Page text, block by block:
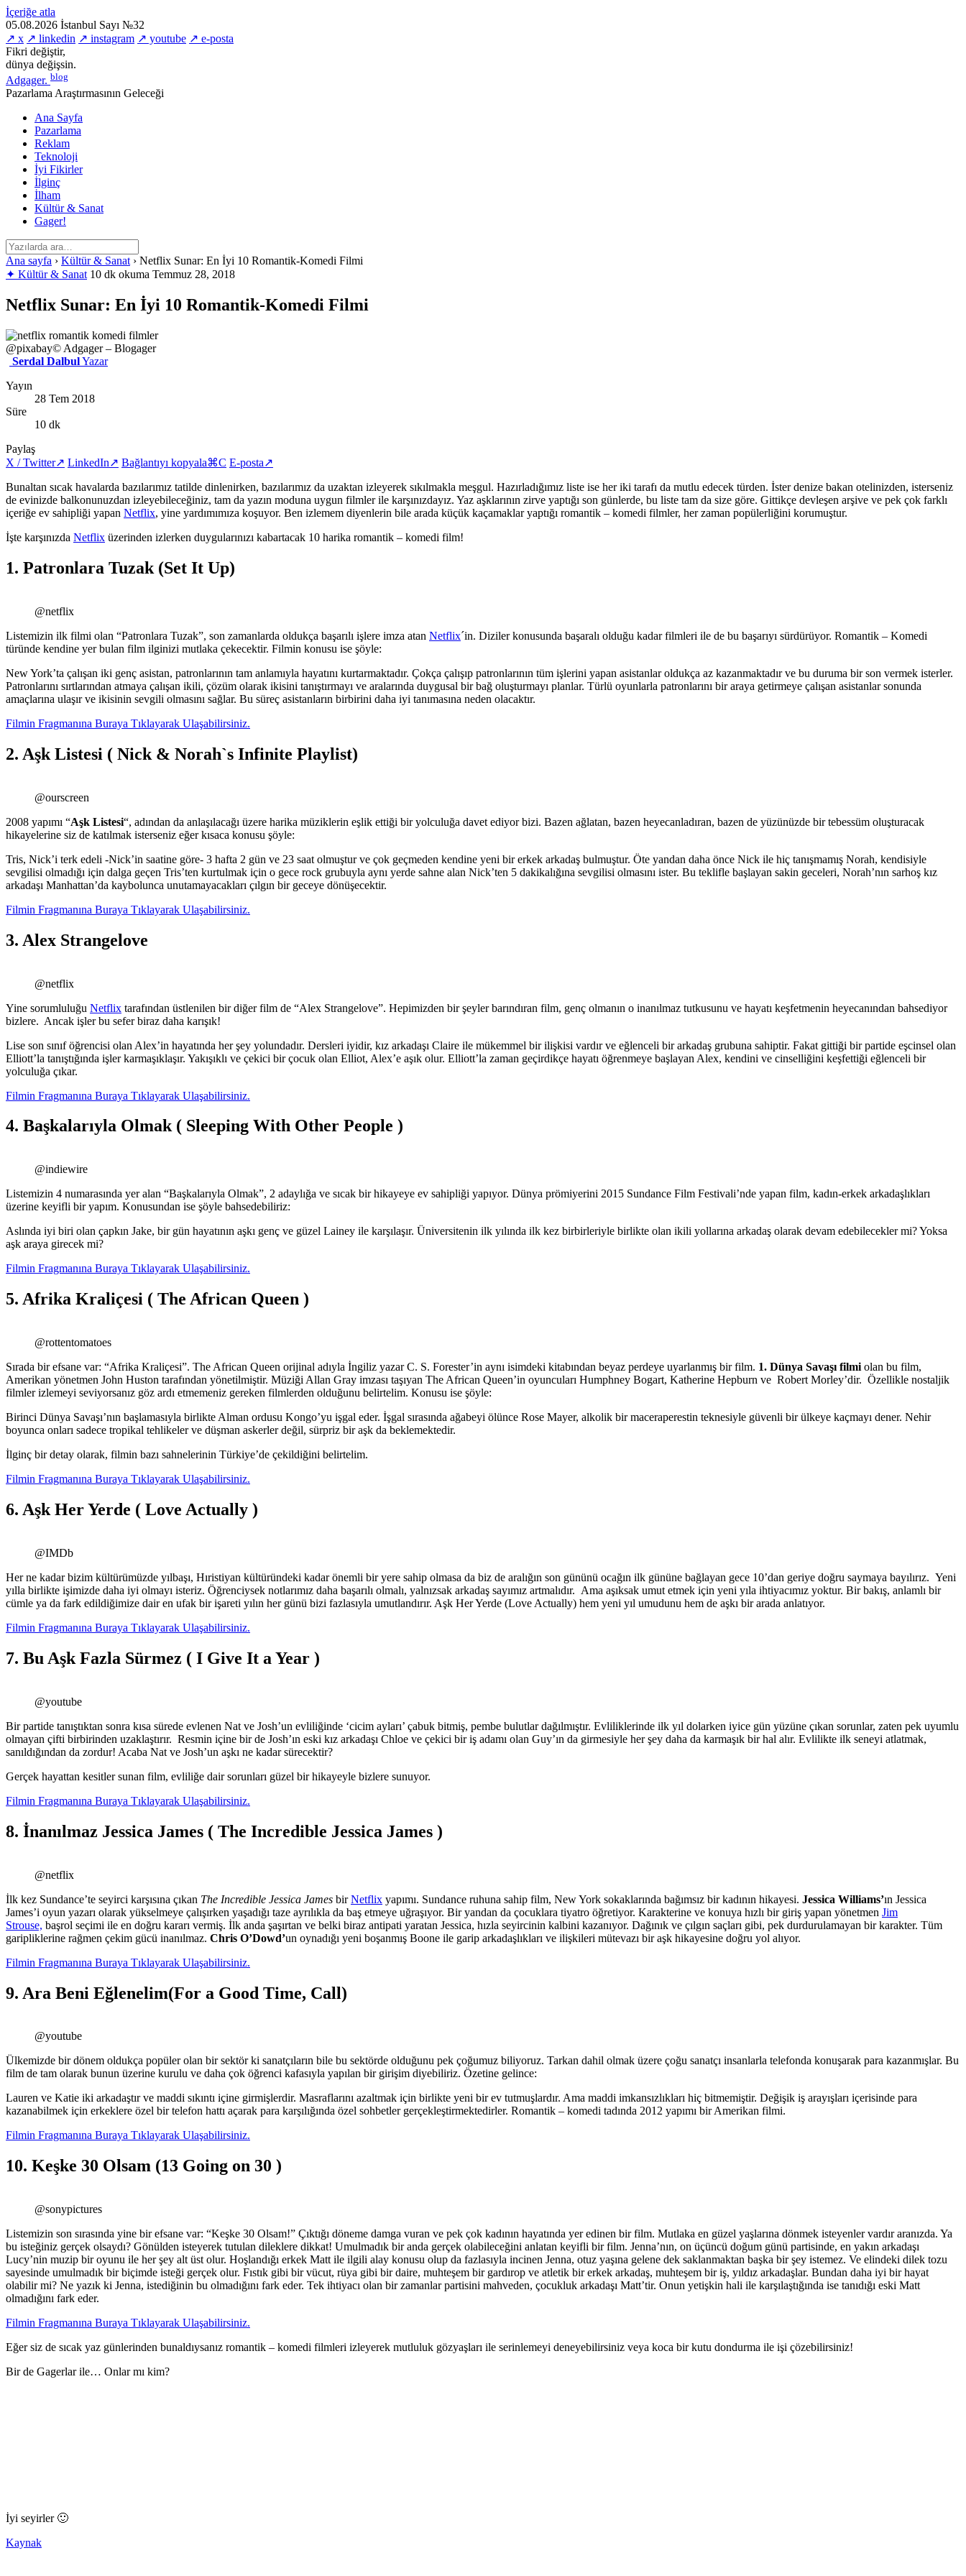
İçeriğe atla
05.08.2026 İstanbul Sayı №32
↗ x ↗ linkedin ↗ instagram ↗ youtube ↗ e-posta
Fikri değiştir,
dünya değişsin.
Adgager. blog
Pazarlama Araştırmasının Geleceği
Ana Sayfa
Pazarlama
Reklam
Teknoloji
İyi Fikirler
İlginç
İlham
Kültür & Sanat
Gager!
Ana sayfa › Kültür & Sanat › Netflix Sunar: En İyi 10 Romantik-Komedi Filmi
✦ Kültür & Sanat 10 dk okuma Temmuz 28, 2018
Netflix Sunar: En İyi 10 Romantik-Komedi Filmi
@pixabay© Adgager – Blogager
Serdal DalbulYazar
Yayın
28 Tem 2018
Süre
10 dk
Paylaş
X / Twitter↗ LinkedIn↗ Bağlantıyı kopyala⌘C E-posta↗
Bunaltan sıcak havalarda bazılarımız tatilde dinlenirken, bazılarımız da uzaktan izleyerek sıkılmakla meşgul. Hazırladığımız liste ise her iki tarafı da mutlu edecek türden. İster denize bakan otelinizden, isterseniz
de evinizde balkonunuzdan izleyebileceğiniz, tam da yazın moduna uygun filmler ile karşınızdayız. Yaz aşklarının zirve yaptığı son günlerde, bu liste tam da size göre. Gittikçe devleşen arşive ve pek çok farklı
içeriğe ev sahipliği yapan Netflix, yine yardımımıza koşuyor. Ben izlemem diyenlerin bile arada küçük kaçamaklar yaptığı romantik – komedi filmler, her zaman popülerliğini korumuştur.
İşte karşınızda Netflix üzerinden izlerken duygularınızı kabartacak 10 harika romantik – komedi film!
1. Patronlara Tuzak (Set It Up)
@netflix
Listemizin ilk filmi olan “Patronlara Tuzak”, son zamanlarda oldukça başarılı işlere imza atan Netflix´in. Diziler konusunda başaralı olduğu kadar filmleri ile de bu başarıyı sürdürüyor. Romantik – Komedi
türünde kendine yer bulan film ilginizi mutlaka çekecektir. Filmin konusu ise şöyle:
New York’ta çalışan iki genç asistan, patronlarının tam anlamıyla hayatını kurtarmaktadır. Çokça çalışıp patronlarının tüm işlerini yapan asistanlar oldukça az kazanmaktadır ve bu duruma bir son vermek isterler.
Patronlarını sırtlarından atmaya çalışan ikili, çözüm olarak ikisini tanıştırmayı ve aralarında duygusal bir bağ oluşturmayı planlar. Türlü oyunlarla patronlarını bir araya getirmeye çalışan asistanlar sonunda
amaçlarına ulaşır ve ikisinin sevgili olmasını sağlar. Bu süreç asistanların birbirini daha iyi tanımasına neden olacaktır.
Filmin Fragmanına Buraya Tıklayarak Ulaşabilirsiniz.
2. Aşk Listesi ( Nick & Norah`s Infinite Playlist)
@ourscreen
2008 yapımı “Aşk Listesi“, adından da anlaşılacağı üzere harika müziklerin eşlik ettiği bir yolculuğa davet ediyor bizi. Bazen ağlatan, bazen heyecanladıran, bazen de yüzünüzde bir tebessüm oluşturacak
hikayelerine siz de katılmak isterseniz eğer kısaca konusu şöyle:
Tris, Nick’i terk edeli -Nick’in saatine göre- 3 hafta 2 gün ve 23 saat olmuştur ve çok geçmeden kendine yeni bir erkek arkadaş bulmuştur. Öte yandan daha önce Nick ile hiç tanışmamış Norah, kendisiyle
sevgilisi olmadığı için dalga geçen Tris’ten kurtulmak için o gece rock grubuyla aynı yerde sahne alan Nick’ten 5 dakikalığına sevgilisi olmasını ister. Bu teklifle başlayan sakin geceleri, Norah’nın sarhoş kız
arkadaşı Manhattan’da kaybolunca unutamayacakları çılgın bir geceye dönüşecektir.
Filmin Fragmanına Buraya Tıklayarak Ulaşabilirsiniz.
3. Alex Strangelove
@netflix
Yine sorumluluğu Netflix tarafından üstlenilen bir diğer film de “Alex Strangelove”. Hepimizden bir şeyler barındıran film, genç olmanın o inanılmaz tutkusunu ve hayatı keşfetmenin heyecanından bahsediyor
bizlere. Ancak işler bu sefer biraz daha karışık!
Lise son sınıf öğrencisi olan Alex’in hayatında her şey yolundadır. Dersleri iyidir, kız arkadaşı Claire ile mükemmel bir ilişkisi vardır ve eğlenceli bir arkadaş grubuna sahiptir. Fakat gittiği bir partide eşcinsel olan
Elliott’la tanıştığında işler karmaşıklaşır. Yakışıklı ve çekici bir çocuk olan Elliot, Alex’e aşık olur. Elliott’la zaman geçirdikçe hayatı öğrenmeye başlayan Alex, kendini ve cinselliğini keşfettiği eğlenceli bir
yolculuğa çıkar.
Filmin Fragmanına Buraya Tıklayarak Ulaşabilirsiniz.
4. Başkalarıyla Olmak ( Sleeping With Other People )
@indiewire
Listemizin 4 numarasında yer alan “Başkalarıyla Olmak”, 2 adaylığa ve sıcak bir hikayeye ev sahipliği yapıyor. Dünya prömiyerini 2015 Sundance Film Festivali’nde yapan film, kadın-erkek arkadaşlıkları
üzerine keyifli bir yapım. Konusundan ise şöyle bahsedebiliriz:
Aslında iyi biri olan çapkın Jake, bir gün hayatının aşkı genç ve güzel Lainey ile karşılaşır. Üniversitenin ilk yılında ilk kez birbirleriyle birlikte olan ikili yollarına arkadaş olarak devam edebilecekler mi? Yoksa
aşk araya girecek mi?
Filmin Fragmanına Buraya Tıklayarak Ulaşabilirsiniz.
5. Afrika Kraliçesi ( The African Queen )
@rottentomatoes
Sırada bir efsane var: “Afrika Kraliçesi”. The African Queen orijinal adıyla İngiliz yazar C. S. Forester’in aynı isimdeki kitabından beyaz perdeye uyarlanmış bir film. 1. Dünya Savaşı filmi olan bu film,
Amerikan yönetmen John Huston tarafından yönetilmiştir. Müziği Allan Gray imzası taşıyan The African Queen’in oyuncuları Humphney Bogart, Katherine Hepburn ve Robert Morley’dir. Özellikle nostaljik
filmler izlemeyi seviyorsanız göz ardı etmemeniz gereken filmlerden olduğunu belirtelim. Konusu ise şöyle:
Birinci Dünya Savaşı’nın başlamasıyla birlikte Alman ordusu Kongo’yu işgal eder. İşgal sırasında ağabeyi ölünce Rose Mayer, alkolik bir maceraperestin teknesiyle güvenli bir ülkeye kaçmayı dener. Nehir
boyunca onları sadece tropikal tehlikeler ve düşman askerler değil, sürpriz bir aşk da beklemektedir.
İlginç bir detay olarak, filmin bazı sahnelerinin Türkiye’de çekildiğini belirtelim.
Filmin Fragmanına Buraya Tıklayarak Ulaşabilirsiniz.
6. Aşk Her Yerde ( Love Actually )
@IMDb
Her ne kadar bizim kültürümüzde yılbaşı, Hıristiyan kültüründeki kadar önemli bir yere sahip olmasa da biz de aralığın son gününü ocağın ilk gününe bağlayan gece 10’dan geriye doğru saymaya bayılırız. Yeni
yılla birlikte işimizde daha iyi olmayı isteriz. Öğrenciysek notlarımız daha başarılı olmalı, yalnızsak arkadaş sayımız artmalıdır. Ama aşıksak umut etmek için yeni yıla ihtiyacımız yoktur. Bir bakış, anlamlı bir
cümle ya da fark edildiğimize dair en ufak bir işareti yılın her günü bizi fazlasıyla umutlandırır. Aşk Her Yerde (Love Actually) hem yeni yıl umudunu hem de aşkı bir arada anlatıyor.
Filmin Fragmanına Buraya Tıklayarak Ulaşabilirsiniz.
7. Bu Aşk Fazla Sürmez ( I Give It a Year )
@youtube
Bir partide tanıştıktan sonra kısa sürede evlenen Nat ve Josh’un evliliğinde ‘cicim ayları’ çabuk bitmiş, pembe bulutlar dağılmıştır. Evliliklerinde ilk yıl dolarken iyice gün yüzüne çıkan sorunlar, zaten pek uyumlu
olmayan çifti birbirinden uzaklaştırır. Resmin içine bir de Josh’ın eski kız arkadaşı Chloe ve çekici bir iş adamı olan Guy’ın da girmesiyle her şey daha da karmaşık bir hal alır. Evlilikte ilk seneyi atlatmak,
sanıldığından da zordur! Acaba Nat ve Josh’un aşkı ne kadar sürecektir?
Gerçek hayattan kesitler sunan film, evliliğe dair sorunları güzel bir hikayeyle bizlere sunuyor.
Filmin Fragmanına Buraya Tıklayarak Ulaşabilirsiniz.
8. İnanılmaz Jessica James ( The Incredible Jessica James )
@netflix
İlk kez Sundance’te seyirci karşısına çıkan The Incredible Jessica James birNetflix yapımı. Sundance ruhuna sahip film, New York sokaklarında bağımsız bir kadının hikayesi. Jessica Williams’ın Jessica
James’i oyun yazarı olarak yükselmeye çalışırken yaşadığı taze ayrılıkla da baş etmeye uğraşıyor. Bir yandan da çocuklara tiyatro öğretiyor. Karakterine ve konuya hızlı bir giriş yapan yönetmen Jim
Strouse, başrol seçimi ile en doğru kararı vermiş. İlk anda şaşırtan ve belki biraz antipati yaratan Jessica, hızla seyircinin kalbini kazanıyor. Dağınık ve çılgın saçları gibi, pek durdurulamayan bir karakter. Tüm
garipliklerine rağmen çekim gücü inanılmaz. Chris O’Dowd’un oynadığı yeni boşanmış Boone ile garip arkadaşlıkları ve ilişkileri mütevazı bir aşk hikayesine doğru yol alıyor.
Filmin Fragmanına Buraya Tıklayarak Ulaşabilirsiniz.
9. Ara Beni Eğlenelim(For a Good Time, Call)
@youtube
Ülkemizde bir dönem oldukça popüler olan bir sektör ki sanatçıların bile bu sektörde olduğunu pek çoğumuz biliyoruz. Tarkan dahil olmak üzere çoğu sanatçı insanlarla telefonda konuşarak para kazanmışlar. Bu
film de tam olarak bunun üzerine kurulu ve daha çok öğrenci kafasıyla yapılan bir girişim diyebiliriz. Özetine gelince:
Lauren ve Katie iki arkadaştır ve maddi sıkıntı içine girmişlerdir. Masraflarını azaltmak için birlikte yeni bir ev tutmuşlardır. Ama maddi imkansızlıkları hiç bitmemiştir. Değişik iş arayışları içerisinde para
kazanabilmek için erkeklere özel bir telefon hattı açarak para karşılığında özel sohbetler gerçekleştirmektedirler. Romantik – komedi tadında 2012 yapımı bir Amerikan filmi.
Filmin Fragmanına Buraya Tıklayarak Ulaşabilirsiniz.
10. Keşke 30 Olsam (13 Going on 30 )
@sonypictures
Listemizin son sırasında yine bir efsane var: “Keşke 30 Olsam!” Çıktığı döneme damga vuran ve pek çok kadının hayatında yer edinen bir film. Mutlaka en güzel yaşlarına dönmek isteyenler vardır aranızda. Ya
bu isteğiniz gerçek olsaydı? Gönülden isteyerek tutulan dileklere dikkat! Umulmadık bir anda gerçek olabileceğini anlatan keyifli bir film. Jenna’nın, on üçüncü doğum günü partisinde, en yakın arkadaşı
Lucy’nin muzip bir oyunu ile her şey alt üst olur. Hoşlandığı erkek Matt ile ilgili alay konusu olup da fazlasıyla incinen Jenna, otuz yaşına gelene dek saklanmaktan başka bir şey istemez. Ve elindeki dilek tozu
sayesinde umulmadık bir biçimde isteği gerçek olur. Fıstık gibi bir vücut, rüya gibi bir daire, muhteşem bir gardırop ve atletik bir erkek arkadaş, muhteşem bir iş, yıldız arkadaşlar. Bundan daha iyi bir hayat
olabilir mi? Ne yazık ki Jenna, istediğinin bu olmadığını fark eder. Tek ihtiyacı olan bir zamanlar partisini mahveden, çocukluk arkadaşı Matt’tir. Onun yetişkin hali ile karşılaştığında ise tanıdığı eski Matt
olmadığını fark eder.
Filmin Fragmanına Buraya Tıklayarak Ulaşabilirsiniz.
Eğer siz de sıcak yaz günlerinden bunaldıysanız romantik – komedi filmleri izleyerek mutluluk gözyaşları ile serinlemeyi deneyebilirsiniz veya koca bir kutu dondurma ile işi çözebilirsiniz!
Bir de Gagerlar ile… Onlar mı kim?
İyi seyirler 🙂
Kaynak